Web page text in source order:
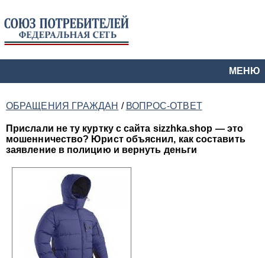
МЕНЮ
ОБРАЩЕНИЯ ГРАЖДАН / ВОПРОС-ОТВЕТ
Прислали не ту куртку с сайта sizzhka.shop — это
мошенничество? Юрист объяснил, как составить
заявление в полицию и вернуть деньги